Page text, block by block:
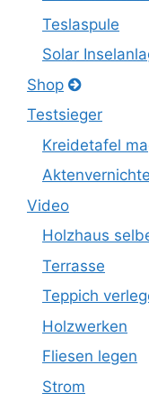
Teslaspule
Solar
Shop
Testsieger
Kreidetafel
Video
Holzhaus
Terrasse
Teppich
Holzwerken
Fliesen legen
Strom